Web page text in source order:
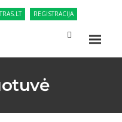
REGISTRACIJA